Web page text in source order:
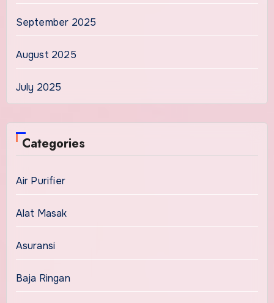
September 2025
August 2025
July 2025
Categories
Air Purifier
Alat Masak
Asuransi
Baja Ringan